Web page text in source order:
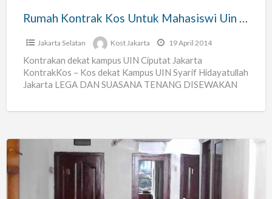
Rumah Kontrak Kos Untuk Mahasiswi Uin Ciputat Jakarta
Jakarta Selatan Kost Jakarta 19 April 2014
Kontrakan dekat kampus UIN Ciputat Jakarta
KontrakKos – Kos dekat Kampus UIN Syarif Hidayatullah
Jakarta LEGA DAN SUASANA TENANG DISEWAKAN
Kost
Fasilitas